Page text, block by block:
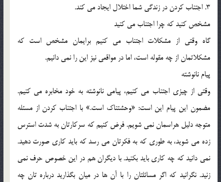
3. اجتناب کردن در زندگي شما اختلال ايجاد مي کند.
مشخص کنيد که چرا اجتناب مي کنيد
گاه وقتي از مشکلات اجتناب مي کنيم برايمان مشخص است که
مشکلاتمان از چه مقوله است، اما در مواقعي نيز اين را نمي دانيم.
پيام نانوشته
وقتي از چيزي اجتناب مي کنيم، پيامي نانوشته به خود مخابره مي کنيم.
مضمون اين پيام اين است: «وحشتناک است.» با اجتناب کردن از مسئله
متوجه دليل هراسمان نمي شويم. فرض کنيم که سرکارتان به شدت استرس
زده مي شويد، به طوري که به فکرتان مي رسد که بايد کاري صورت دهيد.
نمي دانيد که چه کاري بايد بکنيد. با ديگران هم در اين خصوص حرف نمي
زنيد. نگرانيد که اگر مسائلتان را با آن ها در ميان بگذاريد درباره تان چه